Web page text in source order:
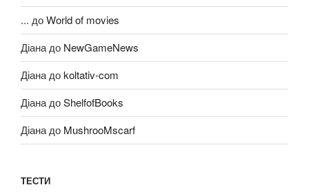
... доWorld of movies
Діанадо NewGameNews
Діанадоkoltativ-com
ДіанадоShelfofBooks
Діанадо MushrooMscarf
ТЕСТИ